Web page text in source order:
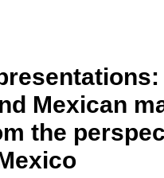
Mexican
the